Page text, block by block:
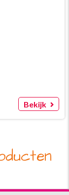
Bekijk